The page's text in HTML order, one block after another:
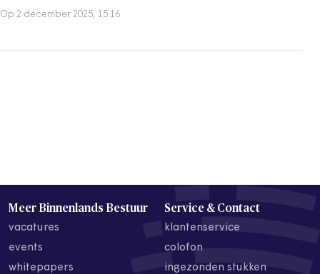
Op 2 december 2025, 15:16
Meer Binnenlands Bestuur
vacatures
events
whitepapers
Service & Contact
klantenservice
colofon
ingezonden stukken